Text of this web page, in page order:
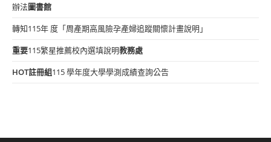
辦法圖書館
轉知115年 度「周產期高風險孕產婦追蹤關懷計畫說明」
重要115繁星推薦校內選填說明教務處
HOT註冊組115 學年度大學學測成績查詢公告